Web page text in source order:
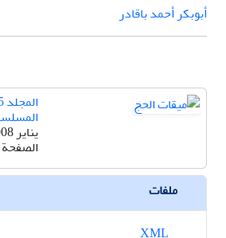
أبوبکر أحمد باقادر
يناير 2008
الصفحة
ملفات